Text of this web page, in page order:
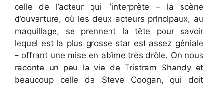
celle de l’acteur qui l’interprète – la scène
d’ouverture, où les deux acteurs principaux, au
maquillage, se prennent la tête pour savoir
lequel est la plus grosse star est assez géniale
– offrant une mise en abîme très drôle. On nous
raconte un peu la vie de Tristram Shandy et
beaucoup celle de Steve Coogan, qui doit